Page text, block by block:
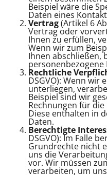
Beispiel wäre die
Daten eines
Vertrag(Artikel 6
Vertrag oder
Ihnen zu erfüllen,
Wenn wir zum
Ihnen abschließen,
Rechtliche
DSGVO): Wenn
unterliegen,
Beispiel sind wir
Rechnungen für
Diese enthalten in
Daten.
Berechtigte
DSGVO): Im Falle
Grundrechte nicht
uns die
vor. Wir müssen
verarbeiten, um